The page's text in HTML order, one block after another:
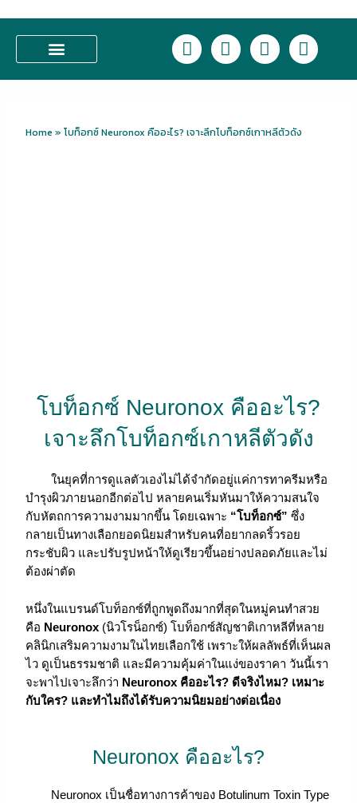
L
i
n
F
a
c
o
I
n
s
g
T
i
k
Home »โบท็อกซ์ Neuronox คืออะไร? เจาะลึกโบท็อกซ์เกาหลีตัวดัง
โบท็อกซ์ Neuronox คืออะไร?
เจาะลึกโบท็อกซ์เกาหลีตัวดัง
ในยุคที่การดูแลตัวเองไม่ได้จำกัดอยู่แค่การทาครีมหรือ
บำรุงผิวภายนอกอีกต่อไป หลายคนเริ่มหันมาให้ความสนใจ
กับหัตถการความงามมากขึ้น โดยเฉพาะ “โบท็อกซ์” ซึ่ง
กลายเป็นทางเลือกยอดนิยมสำหรับคนที่อยากลดริ้วรอย
กระชับผิว และปรับรูปหน้าให้ดูเรียวขึ้นอย่างปลอดภัยและไม่
ต้องผ่าตัด
หนึ่งในแบรนด์โบท็อกซ์ที่ถูกพูดถึงมากที่สุดในหมู่คนทำสวย
คือ Neuronox (นิวโรน็อกซ์) โบท็อกซ์สัญชาติเกาหลีที่หลาย
คลินิกเสริมความงามในไทยเลือกใช้ เพราะให้ผลลัพธ์ที่เห็นผล
ไว ดูเป็นธรรมชาติ และมีความคุ้มค่าในแง่ของราคา วันนี้เรา
จะพาไปเจาะลึกว่า Neuronox คืออะไร? ดีจริงไหม? เหมาะ
กับใคร? และทำไมถึงได้รับความนิยมอย่างต่อเนื่อง
Neuronox คืออะไร?
Neuronox เป็นชื่อทางการค้าของ Botulinum Toxin Type